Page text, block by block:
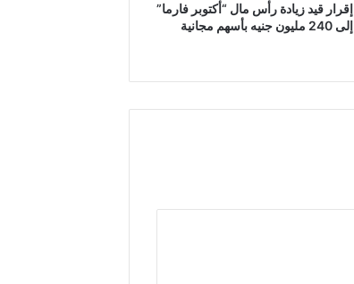
إقرار قيد زيادة رأس مال “أكتوبر فارما”
إلى 240 مليون جنيه بأسهم مجانية